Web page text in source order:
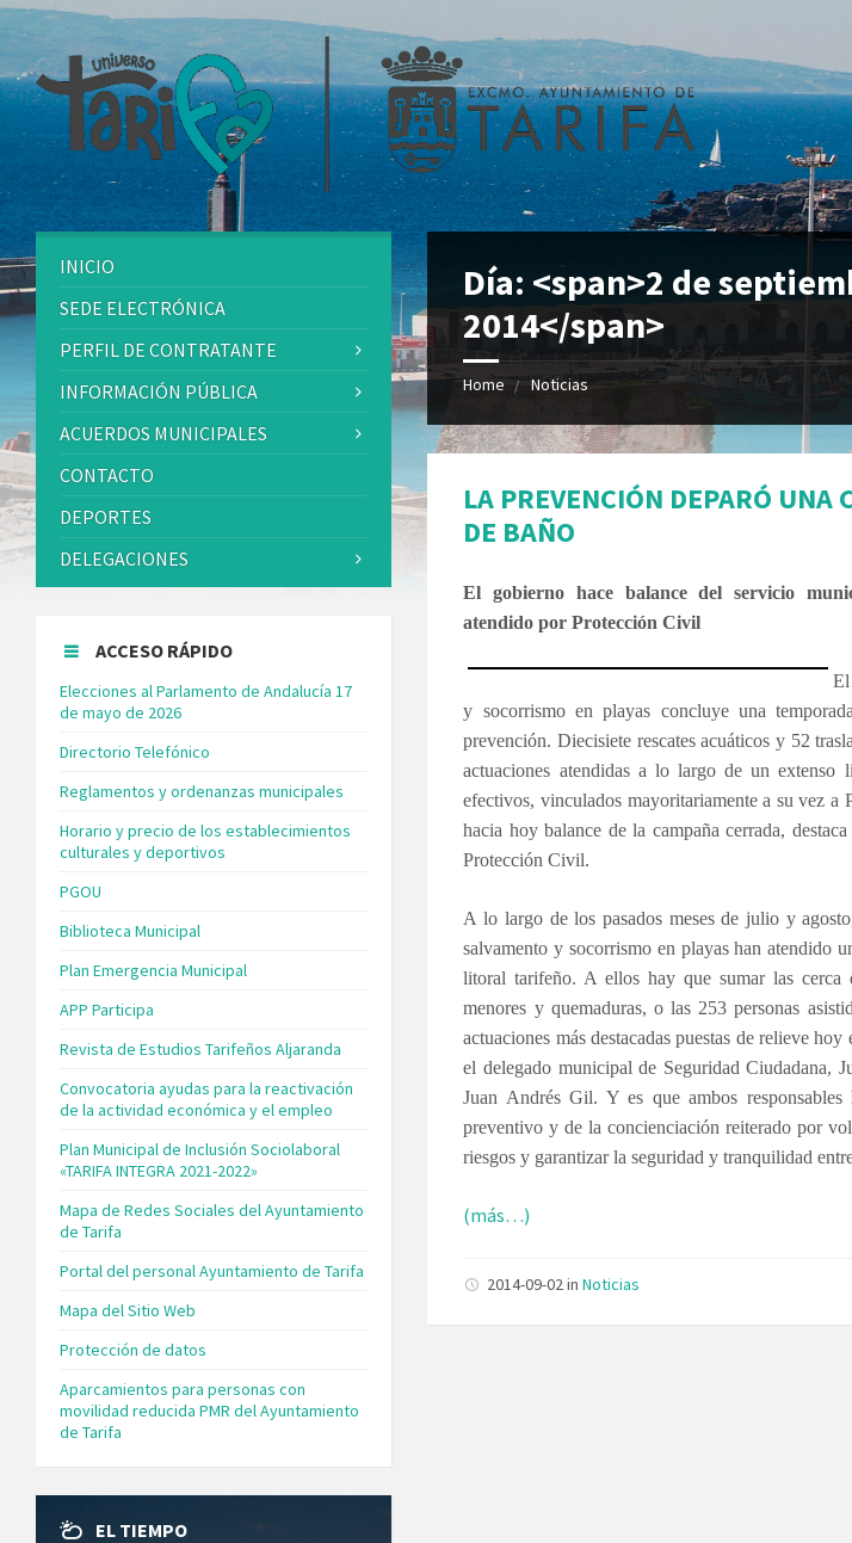
Día: <span>2 de
2014</span>
Home Noticias
LA PREVENCIÓN DEPARÓ UNA
DE BAÑO
El gobierno hace balance del servicio
atendido por Protección Civil
y socorrismo en playas concluye una
prevención. Diecisiete rescates acuáticos y 52
actuaciones atendidas a lo largo de un extenso
efectivos, vinculados mayoritariamente a su vez
hacia hoy balance de la campaña cerrada,
Protección Civil.
A lo largo de los pasados meses de julio y
salvamento y socorrismo en playas han atendido
litoral tarifeño. A ellos hay que sumar las cerca
menores y quemaduras, o las 253 personas
actuaciones más destacadas puestas de relieve
el delegado municipal de Seguridad Ciudadana,
Juan Andrés Gil. Y es que ambos
preventivo y de la concienciación reiterado por
riesgos y garantizar la seguridad y tranquilidad
(más…)
2014-09-02inNoticias
INICIO
SEDE ELECTRÓNICA
PERFIL DE CONTRATANTE
INFORMACIÓN PÚBLICA
ACUERDOS MUNICIPALES
CONTACTO
DEPORTES
DELEGACIONES
ACCESO RÁPIDO
Elecciones al Parlamento de Andalucía 17
de mayo de 2026
Directorio Telefónico
Reglamentos y ordenanzas municipales
Horario y precio de los establecimientos
culturales y deportivos
PGOU
Biblioteca Municipal
Plan Emergencia Municipal
APP Participa
Revista de Estudios Tarifeños Aljaranda
Convocatoria ayudas para la reactivación
de la actividad económica y el empleo
Plan Municipal de Inclusión Sociolaboral
«TARIFA INTEGRA 2021-2022»
Mapa de Redes Sociales del Ayuntamiento
de Tarifa
Portal del personal Ayuntamiento de Tarifa
Mapa del Sitio Web
Protección de datos
Aparcamientos para personas con
movilidad reducida PMR del Ayuntamiento
de Tarifa
EL TIEMPO